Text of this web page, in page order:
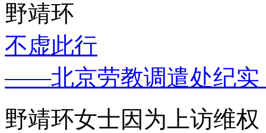
野靖环
不虚此行
——北京劳教调遣处纪实
野靖环女士因为上访维